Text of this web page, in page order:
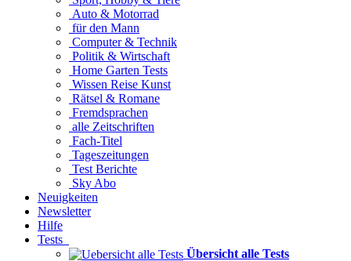
Auto & Motorrad
für den Mann
Computer & Technik
Politik & Wirtschaft
Home Garten Tests
Wissen Reise Kunst
Rätsel & Romane
Fremdsprachen
alle Zeitschriften
Fach-Titel
Tageszeitungen
Test Berichte
Sky Abo
Neuigkeiten
Newsletter
Hilfe
Tests
Übersicht alle Tests